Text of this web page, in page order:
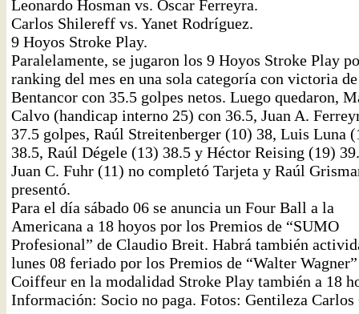
Leonardo Hosman vs. Oscar Ferreyra.
Carlos Shilereff vs. Yanet Rodríguez.
9 Hoyos Stroke Play.
Paralelamente, se jugaron los 9 Hoyos Stroke Play
ranking del mes en una sola categoría con victoria
Bentancor con 35.5 golpes netos. Luego quedaron,
Calvo (handicap interno 25) con 36.5, Juan A.
37.5 golpes, Raúl Streitenberger (10) 38, Luis Luna
38.5, Raúl Dégele (13) 38.5 y Héctor Reising (19)
Juan C. Fuhr (11) no completó Tarjeta y Raúl
presentó.
Para el día sábado 06 se anuncia un Four Ball a la
Americana a 18 hoyos por los Premios de “SUMO
Profesional” de Claudio Breit. Habrá también
lunes 08 feriado por los Premios de “Walter Wagner”
Coiffeur en la modalidad Stroke Play también a 18
Información: Socio no paga. Fotos: Gentileza